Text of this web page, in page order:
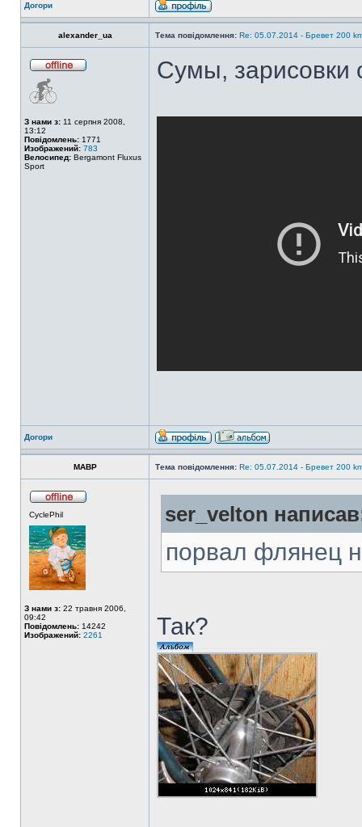
Догори
alexander_ua Тема повідомлення: Re: 05.07.2014 - Бревет 200
З нами з: 11 серпня 2008,
13:12
Повідомлень: 1771
Изображений: 783
Велосипед: Bergamont Fluxus
Sport
Сумы,
Догори
MABP Тема повідомлення: Re: 05.07.2014 - Бревет 200
CyclePhil
З нами з: 22 травня 2006,
09:42
Повідомлень: 14242
Изображений: 2261
ser_velton
порвал флянец
Так?